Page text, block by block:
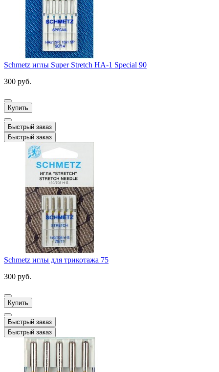
Schmetz иглы Super Stretch HA-1 Special 90
300 руб.
Купить
Быстрый заказ
Быстрый заказ
Schmetz иглы для трикотажа 75
300 руб.
Купить
Быстрый заказ
Быстрый заказ